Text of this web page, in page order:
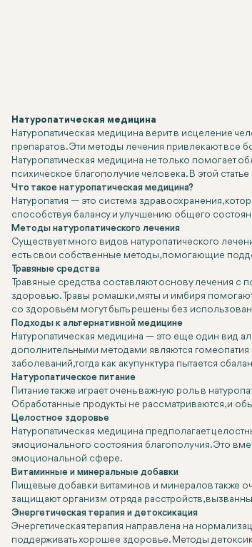
Натуропатическая медицина
Натуропатическая медицина верит в исцеление
препаратов. Эти методы лечения привлекают все
Натуропатическая медицина не только помогает
психическое благополучие человека. В этой
Что такое натуропатическая медицина?
Натуропатия — это система здравоохранения,
способствуя балансу и улучшению общего
Методы натуропатического лечения
Существует много видов натуропатического
есть свои собственные методы, помогающие
Травяные средства
Травяные средства составляют основу лечения
здоровью. Травы ромашки, мяты и имбиря
со здоровьем могут быть решены без
Подходы к альтернативной медицине
Натуропатическая медицина — это еще один вид
дополнительными методами являются гомеопатия
заболеваний, тогда как акупунктура пытается
Натуропатическое питание
Питание также играет очень важную роль в
Обработанные продукты не рассматриваются, и
Целостное здоровье
Натуропатическая медицина предполагает
эмоционального состояния благополучия. Это
эмоциональной сфере.
Витаминные и минеральные добавки
Пищевые добавки витаминов и минералов также
защищают организм от ряда расстройств,
Энергетическая терапия и детоксикация
Энергетическая терапия направлена ​​на
поддерживать хорошее здоровье. Методы